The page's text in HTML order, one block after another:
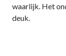
waarlijk. Het
deuk.